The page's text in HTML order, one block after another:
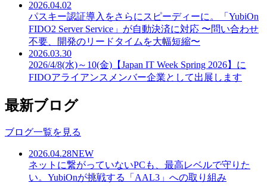
2026.04.02
パスキー認証導入をさらにスピーディーに。「YubiOn
FIDO2 Server Service」が自動決済に対応 〜問い合わせ
不要、開発のリードタイムを大幅短縮〜
2026.03.30
2026/4/8(水)～10(金)【Japan IT Week Spring 2026】に
FIDOアライアンスメンバー企業として出展します
最新ブログ
ブログ一覧を見る
2026.04.28NEW
ネットに繋がっていないPCも、最高レベルで守りた
い。YubiOnが挑戦する「AAL3」への取り組み